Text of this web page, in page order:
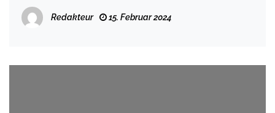
Lebensdauer
Redakteur 15. Februar 2024